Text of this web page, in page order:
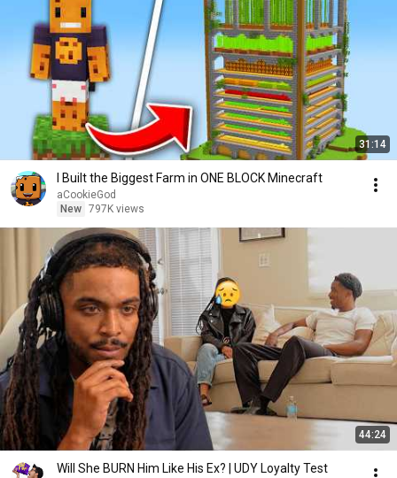
31:14
I Built the Biggest Farm in ONE BLOCK Minecraft
aCookieGod
New 797K views
44:24
Will She BURN Him Like His Ex? | UDY Loyalty Test